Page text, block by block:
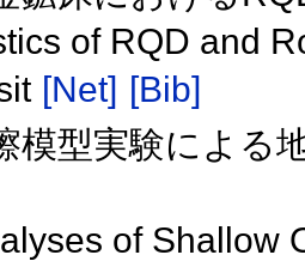
of RQD and
[Net] [Bib]
模型実験による
of Shallow